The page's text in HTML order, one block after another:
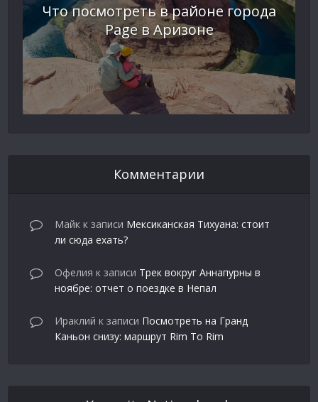
Что посмотреть в районе города
Page в Аризоне
Комментарии
Майк к записи Мексиканская Тихуана: стоит
ли сюда ехать?
Офелия к записи Трек вокруг Аннапурны в
ноябре: отчет о поездке в Непал
Ираклий к записи Посмотреть на Гранд
Каньон снизу: маршрут Rim To Rim